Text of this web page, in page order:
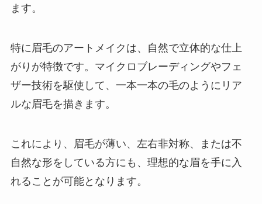
ます。
特に眉毛のアートメイクは、自然で立体的な仕上
がりが特徴です。マイクロブレーディングやフェ
ザー技術を駆使して、一本一本の毛のようにリア
ルな眉毛を描きます。
これにより、眉毛が薄い、左右非対称、または不
自然な形をしている方にも、理想的な眉を手に入
れることが可能となります。